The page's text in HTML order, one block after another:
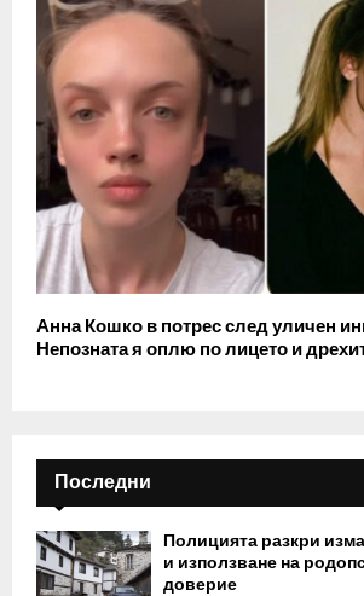
Анна Кошко в потрес след уличен
Непозната я оплю по лицето и
Последни
Полицията разкри
и използване на
доверие